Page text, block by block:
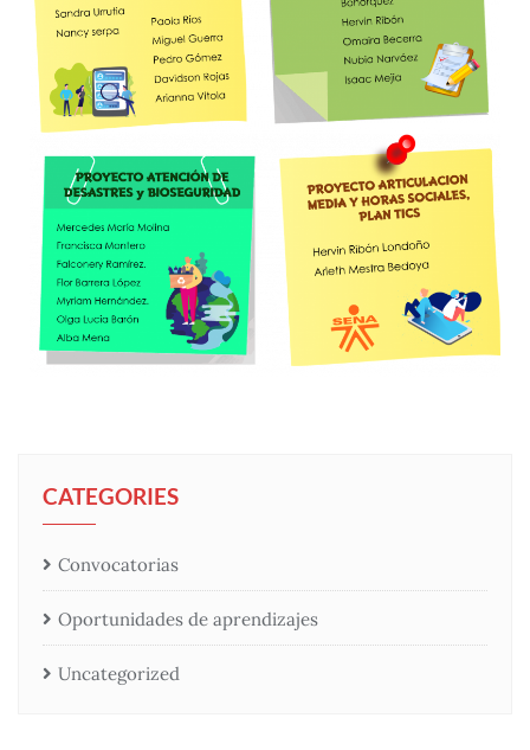
CATEGORIES
Convocatorias
Oportunidades de aprendizajes
Uncategorized